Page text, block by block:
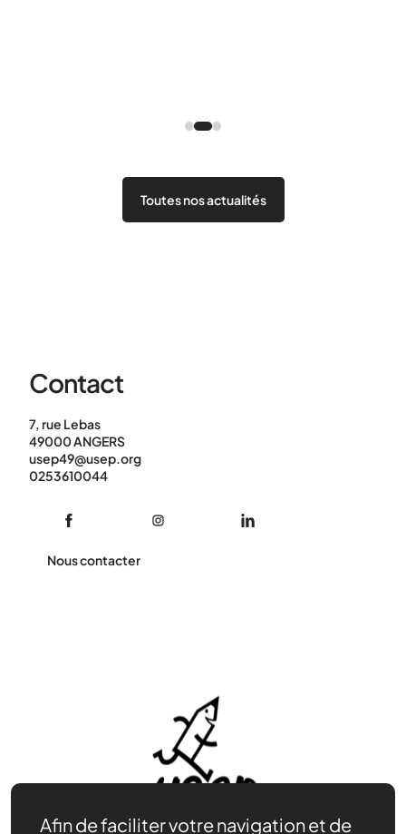
Toutes nos actualités
Contact
7, rue Lebas
49000 ANGERS
usep49@usep.org
0253610044
Nous contacter
Afin de faciliter votre navigation et de